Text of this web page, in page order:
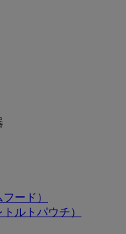
ード）
ルトパウチ）